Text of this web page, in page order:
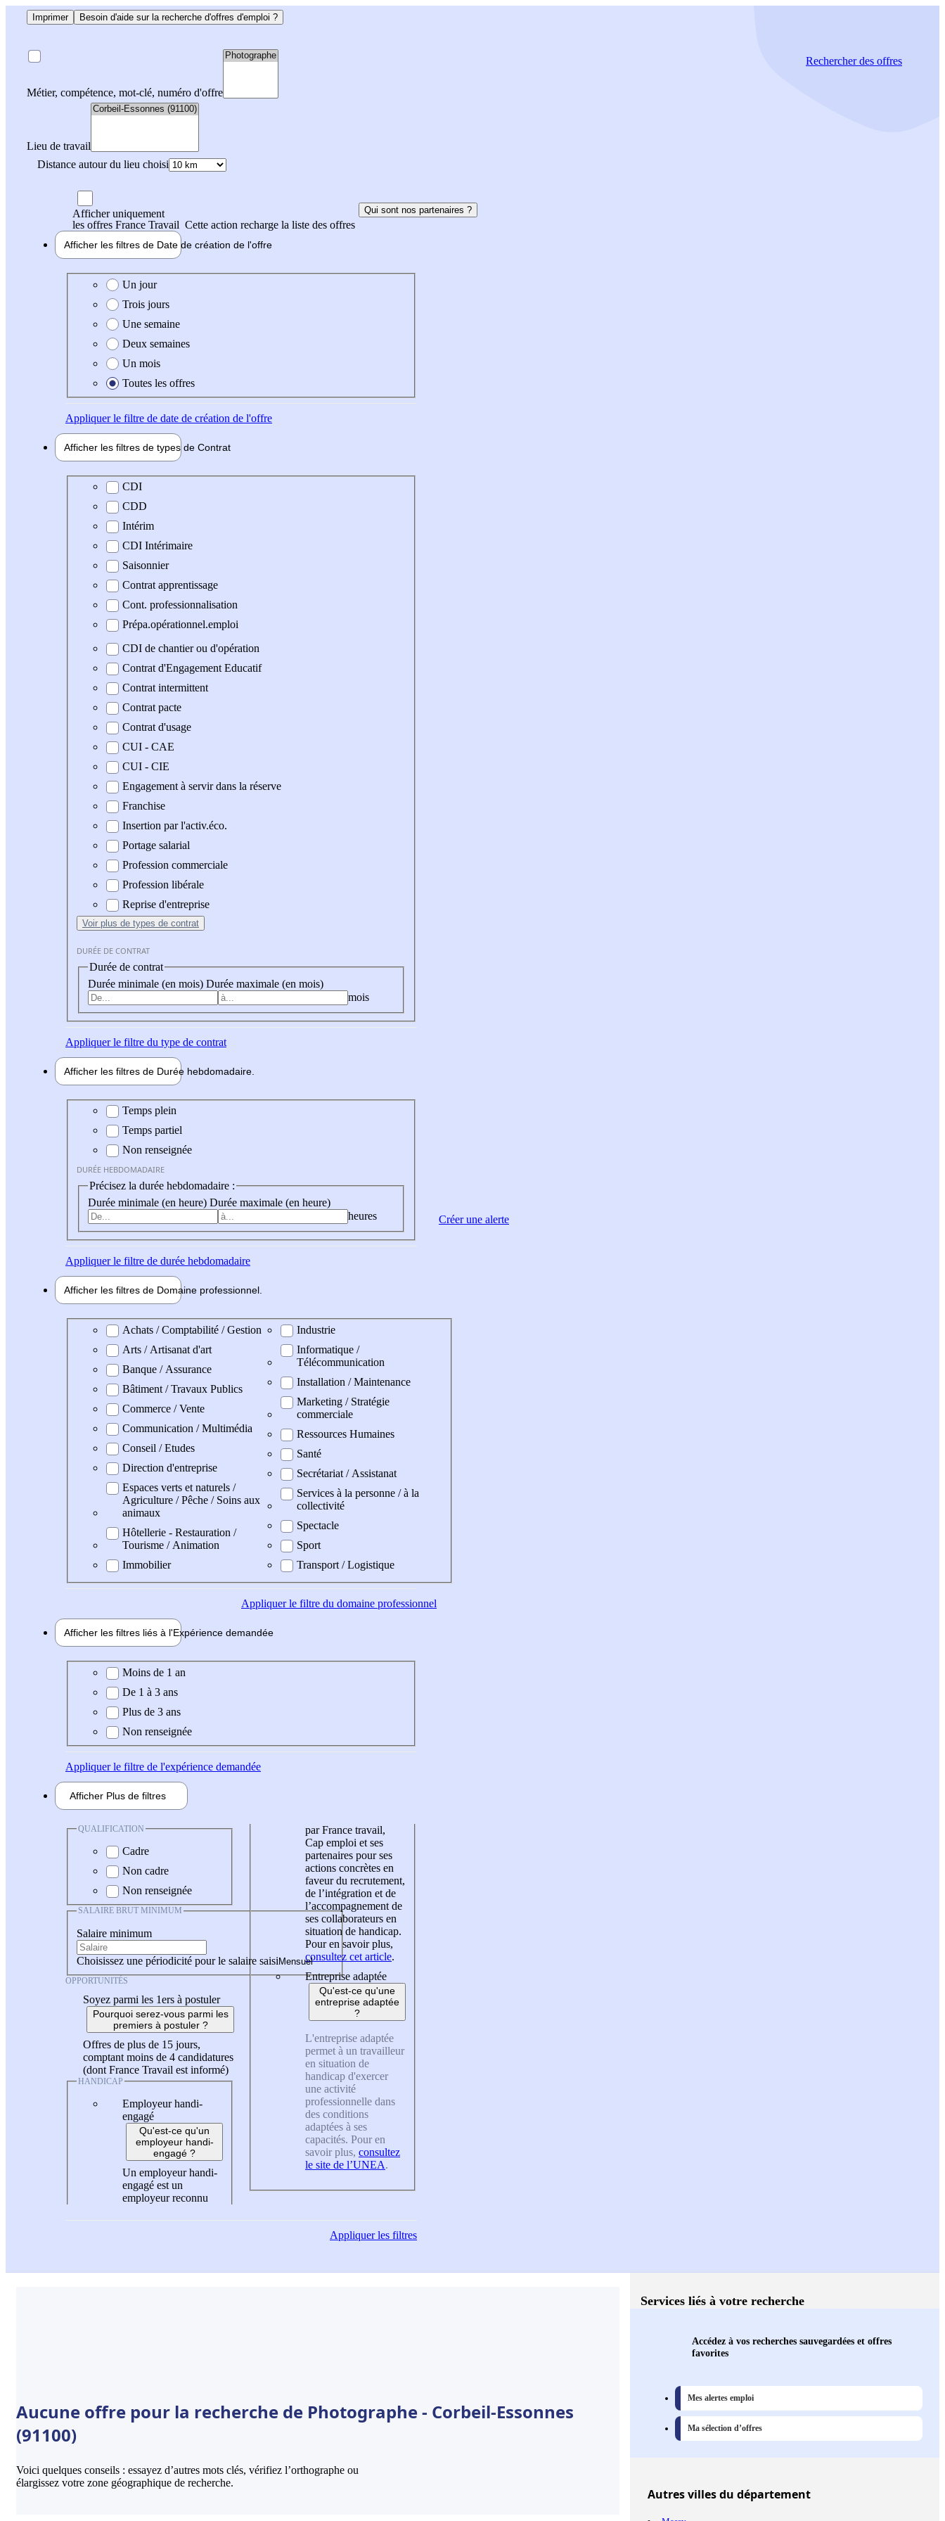
Imprimer Besoin d'aide sur la recherche d'offres d'emploi ?
Métier, compétence, mot-clé, numéro d'offre
Lieu de travail
Distance autour du lieu choisi
Rechercherdes offres
Afficher uniquement
les offres France Travail Cette action recharge la liste des offres
Qui sont nos partenaires ?
Afficher les filtres de Date de création de l'offre
Date de création de l'offre
Un jour
Trois jours
Une semaine
Deux semaines
Un mois
Toutes les offres
Appliquerle filtre de date de création de l'offre
Afficher les filtres de types de Contrat
Type de contrat
CDI
CDD
Intérim
CDI Intérimaire
Saisonnier
Contrat apprentissage
Cont. professionnalisation
Prépa.opérationnel.emploi
CDI de chantier ou d'opération
Contrat d'Engagement Educatif
Contrat intermittent
Contrat pacte
Contrat d'usage
CUI - CAE
CUI - CIE
Engagement à servir dans la réserve
Franchise
Insertion par l'activ.éco.
Portage salarial
Profession commerciale
Profession libérale
Reprise d'entreprise
Voir plus de types de contrat
DURÉE DE CONTRAT
Durée de contrat
Durée minimale (en mois) Durée maximale (en mois)
mois
Appliquerle filtre du type de contrat
Afficher les filtres de Durée hebdomadaire
Durée hebdomadaire
Temps plein
Temps partiel
Non renseignée
DURÉE HEBDOMADAIRE
Précisez la durée hebdomadaire :
Durée minimale (en heure) Durée maximale (en heure)
heures
Appliquerle filtre de durée hebdomadaire
Afficher les filtres de Domaine professionnel
Domaine professionel
Achats / Comptabilité / Gestion
Arts / Artisanat d'art
Banque / Assurance
Bâtiment / Travaux Publics
Commerce / Vente
Communication / Multimédia
Conseil / Etudes
Direction d'entreprise
Espaces verts et naturels /
Agriculture / Pêche / Soins aux
animaux
Hôtellerie - Restauration /
Tourisme / Animation
Immobilier
Industrie
Informatique /
Télécommunication
Installation / Maintenance
Marketing / Stratégie
commerciale
Ressources Humaines
Santé
Secrétariat / Assistanat
Services à la personne / à la
collectivité
Spectacle
Sport
Transport / Logistique
Appliquerle filtre du domaine professionnel
Afficher les filtres liés à l'Expérience demandée
Expérience demandée
Moins de 1 an
De 1 à 3 ans
Plus de 3 ans
Non renseignée
Appliquerle filtre de l'expérience demandée
Afficher Plus de filtres
QUALIFICATION
Cadre
Non cadre
Non renseignée
SALAIRE BRUT MINIMUM
Salaire minimum
Choisissez une périodicité pour le salaire saisi
OPPORTUNITÉS
Soyez parmi les 1ers à postuler
Pourquoi serez-vous parmi les
premiers à postuler ?
Offres de plus de 15 jours,
comptant moins de 4 candidatures
(dont France Travail est informé)
HANDICAP
Employeur handi-
engagé
Qu'est-ce qu'un
employeur handi-
engagé ?
Un employeur handi-
engagé est un
employeur reconnu
par France travail,
Cap emploi et ses
partenaires pour ses
actions concrètes en
faveur du recrutement,
de l’intégration et de
l’accompagnement de
ses collaborateurs en
situation de handicap.
Pour en savoir plus,
consultez cet article.
Entreprise adaptée
Qu'est-ce qu'une
entreprise adaptée
?
L'entreprise adaptée
permet à un travailleur
en situation de
handicap d'exercer
une activité
professionnelle dans
des conditions
adaptées à ses
capacités. Pour en
savoir plus, consultez
le site de l’UNEA.
Appliquerles filtres
Créer une alerte
Aucune offre pour la recherche de Photographe - Corbeil-Essonnes
(91100)
Voici quelques conseils : essayez d’autres mots clés, vérifiez l’orthographe ou
élargissez votre zone géographique de recherche.
Services liés à votre recherche
Accédez à vos recherches sauvegardées et offres
favorites
Mes alertes emploi
Ma sélection d’offres
Autresvillesdu département